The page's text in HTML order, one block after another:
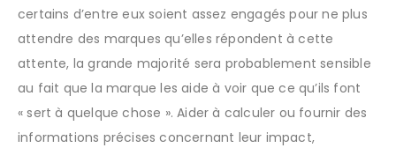
certains d’entre eux soient assez engagés pour ne plus
attendre des marques qu’elles répondent à cette
attente, la grande majorité sera probablement sensible
au fait que la marque les aide à voir que ce qu’ils font
« sert à quelque chose ». Aider à calculer ou fournir des
informations précises concernant leur impact,